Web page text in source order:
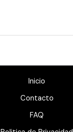
Inicio
Contacto
FAQ